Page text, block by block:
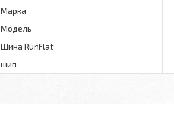
Марка
Мoдель
Шина RunFlat
шип